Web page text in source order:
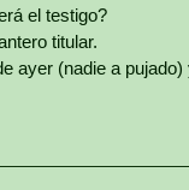
el testigo?
titular.
ayer (nadie a